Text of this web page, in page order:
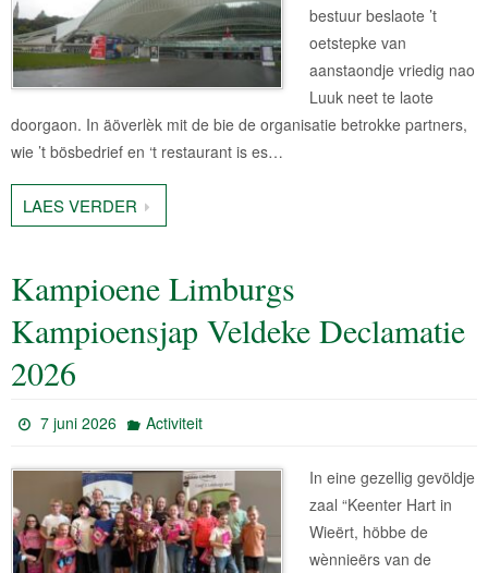
bestuur beslaote ’t
oetstepke van
aanstaondje vriedig nao
Luuk neet te laote
doorgaon. In äöverlèk mit de bie de organisatie betrokke partners,
wie ’t bösbedrief en ‘t restaurant is es…
LAES VERDER
Kampioene Limburgs
Kampioensjap Veldeke Declamatie
2026
7 juni 2026 Activiteit
In eine gezellig gevöldje
zaal “Keenter Hart in
Wieërt, höbbe de
wènnieërs van de